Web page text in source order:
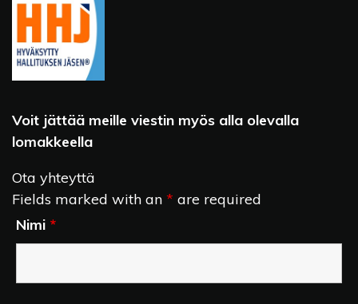
Voit jättää meille viestin myös alla olevalla
lomakkeella
Ota yhteyttä
Fields marked with an * are required
Nimi *